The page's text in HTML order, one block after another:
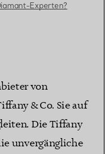
Experten?
von
& Co. Sie auf
Die Tiffany
unvergängliche